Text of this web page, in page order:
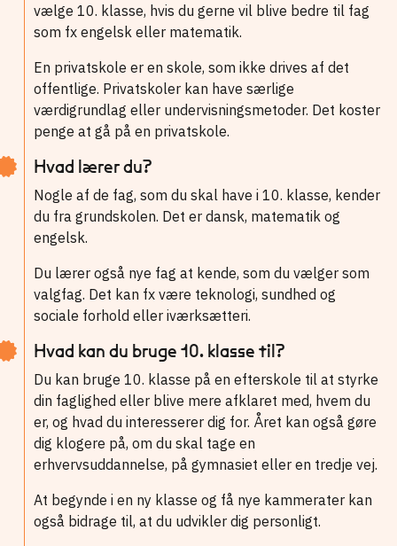
vælge 10. klasse, hvis du gerne vil blive bedre til fag
som fx engelsk eller matematik.
En privatskole er en skole, som ikke drives af det
offentlige. Privatskoler kan have særlige
værdigrundlag eller undervisningsmetoder. Det koster
penge at gå på en privatskole.
Hvad lærer du?
Nogle af de fag, som du skal have i 10. klasse, kender
du fra grundskolen. Det er dansk, matematik og
engelsk.
Du lærer også nye fag at kende, som du vælger som
valgfag. Det kan fx være teknologi, sundhed og
sociale forhold eller iværksætteri.
Hvad kan du bruge 10. klasse til?
Du kan bruge 10. klasse på en efterskole til at styrke
din faglighed eller blive mere afklaret med, hvem du
er, og hvad du interesserer dig for. Året kan også gøre
dig klogere på, om du skal tage en
erhvervsuddannelse, på gymnasiet eller en tredje vej.
At begynde i en ny klasse og få nye kammerater kan
også bidrage til, at du udvikler dig personligt.